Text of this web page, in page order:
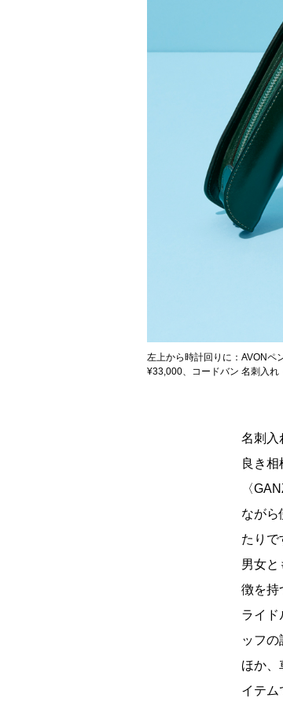
左上から時計回りに：AVONペ
¥33,000、コードバン 名刺入れ
名刺入
良き
〈
ながら
たりで
男女と
徴を持
ライド
ッフ
ほか、
イテム